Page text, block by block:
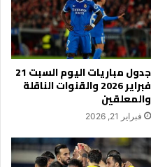
جدول مباريات اليوم السبت 21
فبراير 2026 والقنوات الناقلة
والمعلقين
فبراير 21, 2026